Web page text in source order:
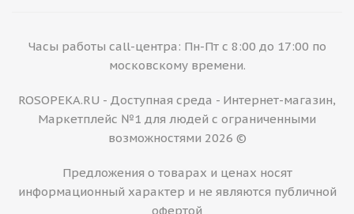
Часы работы call-центра: Пн-Пт с 8:00 до 17:00 по
московскому времени.
ROSOPEKA.RU - Доступная среда - Интернет-магазин,
Маркетплейс №1 для людей с ограниченными
возможностями 2026 ©
Предложения о товарах и ценах носят
информационный характер и не являются публичной
офертой